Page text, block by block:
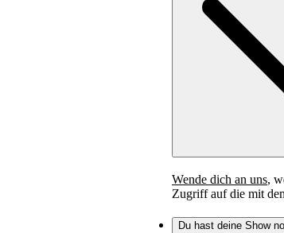
Wende dich an uns,
Zugriff auf die mit
Du hast deine Show